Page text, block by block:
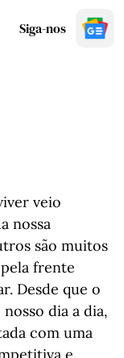
Siga-nos
veio
nossa
são muitos
frente
Desde que o
dia a dia,
com uma